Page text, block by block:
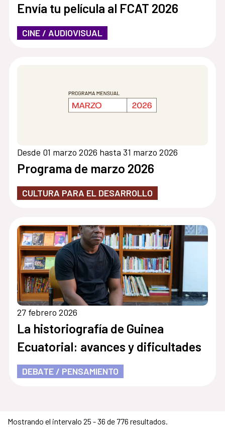
Envía tu película al FCAT 2026
CINE / AUDIOVISUAL
Desde 01 marzo 2026 hasta 31 marzo 2026
Programa de marzo 2026
CULTURA PARA EL DESARROLLO
27 febrero 2026
La historiografía de Guinea
Ecuatorial: avances y dificultades
DEBATE / PENSAMIENTO
Mostrando el intervalo 25 - 36 de 776 resultados.